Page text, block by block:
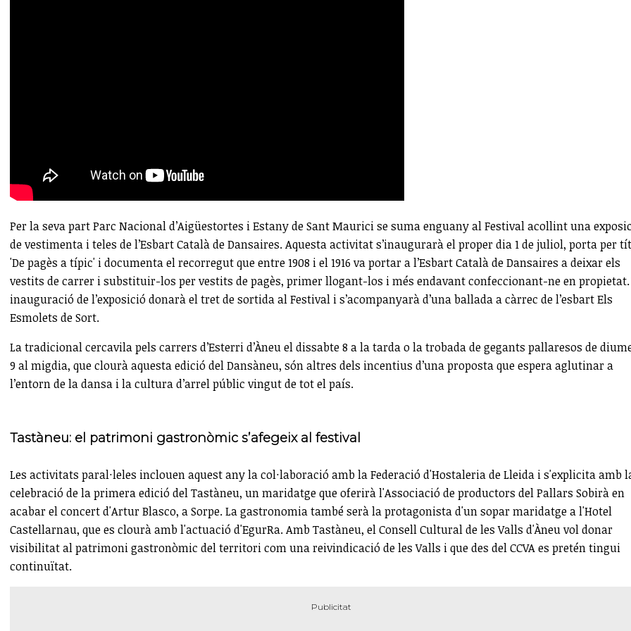
Per la seva part Parc Nacional d’Aigüestortes i Estany de Sant Maurici se suma enguany al Festival acollint una
de vestimenta i teles de l’Esbart Català de Dansaires. Aquesta activitat s’inaugurarà el proper dia 1 de juliol, porta per
'De pagès a típic' i documenta el recorregut que entre 1908 i el 1916 va portar a l’Esbart Català de Dansaires a deixar els
vestits de carrer i substituir-los per vestits de pagès, primer llogant-los i més endavant confeccionant-ne en propietat.
inauguració de l’exposició donarà el tret de sortida al Festival i s’acompanyarà d’una ballada a càrrec de l’esbart Els
Esmolets de Sort.
La tradicional cercavila pels carrers d’Esterri d’Àneu el dissabte 8 a la tarda o la trobada de gegants pallaresos de
9 al migdia, que clourà aquesta edició del Dansàneu, són altres dels incentius d’una proposta que espera aglutinar a
l’entorn de la dansa i la cultura d’arrel públic vingut de tot el país.
Tastàneu: el patrimoni gastronòmic s’afegeix al festival
Les activitats paral·leles inclouen aquest any la col·laboració amb la Federació d'Hostaleria de Lleida i s'explicita amb
celebració de la primera edició del Tastàneu, un maridatge que oferirà l'Associació de productors del Pallars Sobirà en
acabar el concert d'Artur Blasco, a Sorpe. La gastronomia també serà la protagonista d'un sopar maridatge a l'Hotel
Castellarnau, que es clourà amb l'actuació d'EgurRa. Amb Tastàneu, el Consell Cultural de les Valls d'Àneu vol donar
visibilitat al patrimoni gastronòmic del territori com una reivindicació de les Valls i que des del CCVA es pretén tingui
continuïtat.